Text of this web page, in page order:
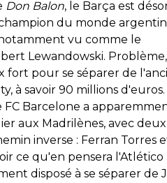
Don Balon, le Barça est
du monde
vu comme le
Lewandowski. Problème,
fort pour se séparer de
à savoir 90 millions
FC Barcelone a
aux Madrilènes, avec deux
inverse : Ferran Torres
ce qu'en pensera l'Atlético
disposé à se séparer de